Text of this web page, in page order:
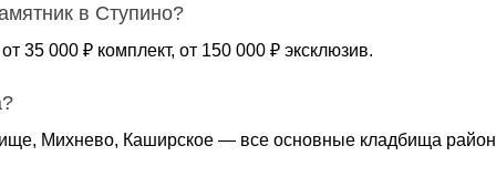
в Ступино?
35 000 ₽ комплект, от 150 000 ₽ эксклюзив.
Михнево, Каширское — все основные кладбища